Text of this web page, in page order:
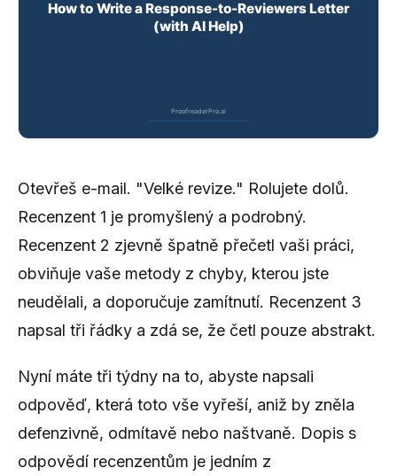
Otevřeš e-mail. "Velké revize." Rolujete dolů.
Recenzent 1 je promyšlený a podrobný.
Recenzent 2 zjevně špatně přečetl vaši práci,
obviňuje vaše metody z chyby, kterou jste
neudělali, a doporučuje zamítnutí. Recenzent 3
napsal tři řádky a zdá se, že četl pouze abstrakt.
Nyní máte tři týdny na to, abyste napsali
odpověď, která toto vše vyřeší, aniž by zněla
defenzivně, odmítavě nebo naštvaně. Dopis s
odpovědí recenzentům je jedním z